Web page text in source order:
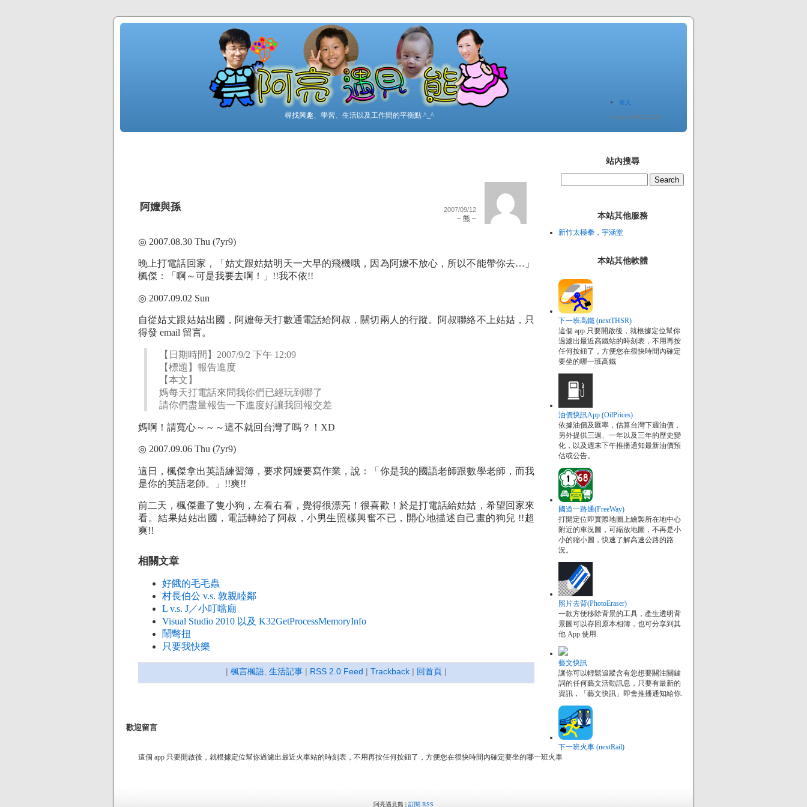
尋找興趣、學習、生活以及工作間的平衡點 ^_^
登入
Since 2005.12.20
阿嬤與孫 2007/09/12
~ 熊 ~
◎ 2007.08.30 Thu (7yr9)
晚上打電話回家，「姑丈跟姑姑明天一大早的飛機哦，因為阿嬤不放心，所以不能帶你去…」
楓傑：「啊～可是我要去啊！」!!我不依!!
◎ 2007.09.02 Sun
自從姑丈跟姑姑出國，阿嬤每天打數通電話給阿叔，關切兩人的行蹤。阿叔聯絡不上姑姑，只
得發 email 留言。
【日期時間】2007/9/2 下午 12:09
【標題】報告進度
【本文】
媽每天打電話來問我你們已經玩到哪了
請你們盡量報告一下進度好讓我回報交差
媽啊！請寬心～～～這不就回台灣了嗎？！XD
◎ 2007.09.06 Thu (7yr9)
這日，楓傑拿出英語練習簿，要求阿嬤要寫作業，說：「你是我的國語老師跟數學老師，而我
是你的英語老師。」!!爽!!
前二天，楓傑畫了隻小狗，左看右看，覺得很漂亮！很喜歡！於是打電話給姑姑，希望回家來
看。結果姑姑出國，電話轉給了阿叔，小男生照樣興奮不已，開心地描述自己畫的狗兒 !!超
爽!!
相關文章
好餓的毛毛蟲
村長伯公 v.s. 敦親睦鄰
L v.s. J／小叮噹廟
Visual Studio 2010 以及 K32GetProcessMemoryInfo
鬧彆扭
只要我快樂
| 楓言楓語 生活記事 | RSS 2.0 Feed | Trackback | 回首頁 |
歡迎留言
站內搜尋
本站其他服務
新竹太極拳，宇涵堂
本站其他軟體
下一班高鐵 (nextTHSR)
這個 app 只要開啟後，就根據定位幫你
過濾出最近高鐵站的時刻表，不用再按
任何按鈕了，方便您在很快時間內確定
要坐的哪一班高鐵
油價快訊App (OilPrices)
依據油價及匯率，估算台灣下週油價，
另外提供三週、一年以及三年的歷史變
化，以及週末下午推播通知最新油價預
估或公告。
國道一路通(FreeWay)
打開定位即實際地圖上繪製所在地中心
附近的車況圖，可縮放地圖，不再是小
小的縮小圖，快速了解高速公路的路
況。
照片去背(PhotoEraser)
一款方便移除背景的工具，產生透明背
景圖可以存回原本相簿，也可分享到其
他 App 使用.
藝文快訊
讓你可以輕鬆追蹤含有您想要關注關鍵
詞的任何藝文活動訊息，只要有最新的
資訊，「藝文快訊」即會推播通知給你.
下一班火車 (nextRail)
這個 app 只要開啟後，就根據定位幫你過濾出最近火車站的時刻表，不用再按任何按鈕了，方便您在很快時間內確定要坐的哪一班火車
阿亮遇見熊 | 訂閱 RSS